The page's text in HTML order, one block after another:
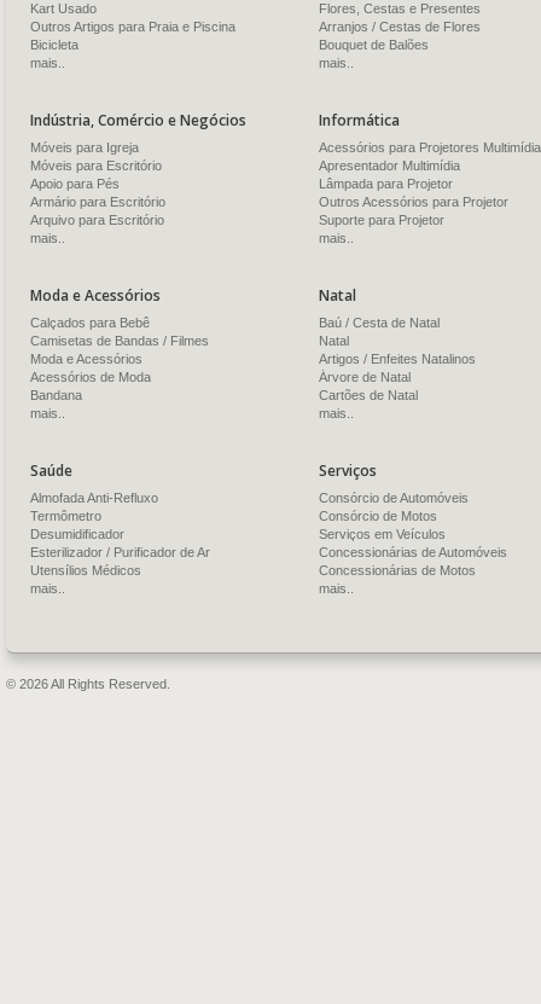
Kart Usado
Outros Artigos para Praia e Piscina
Bicicleta
mais..
Flores, Cestas e Presentes
Arranjos / Cestas de Flores
Bouquet de Balões
mais..
Indústria, Comércio e Negócios
Móveis para Igreja
Móveis para Escritório
Apoio para Pés
Armário para Escritório
Arquivo para Escritório
mais..
Informática
Acessórios para Projetores Multimídia
Apresentador Multimídia
Lâmpada para Projetor
Outros Acessórios para Projetor
Suporte para Projetor
mais..
Moda e Acessórios
Calçados para Bebê
Camisetas de Bandas / Filmes
Moda e Acessórios
Acessórios de Moda
Bandana
mais..
Natal
Baú / Cesta de Natal
Natal
Artigos / Enfeites Natalinos
Árvore de Natal
Cartões de Natal
mais..
Saúde
Almofada Anti-Refluxo
Termômetro
Desumidificador
Esterilizador / Purificador de Ar
Utensílios Médicos
mais..
Serviços
Consórcio de Automóveis
Consórcio de Motos
Serviços em Veículos
Concessionárias de Automóveis
Concessionárias de Motos
mais..
© 2026 All Rights Reserved.